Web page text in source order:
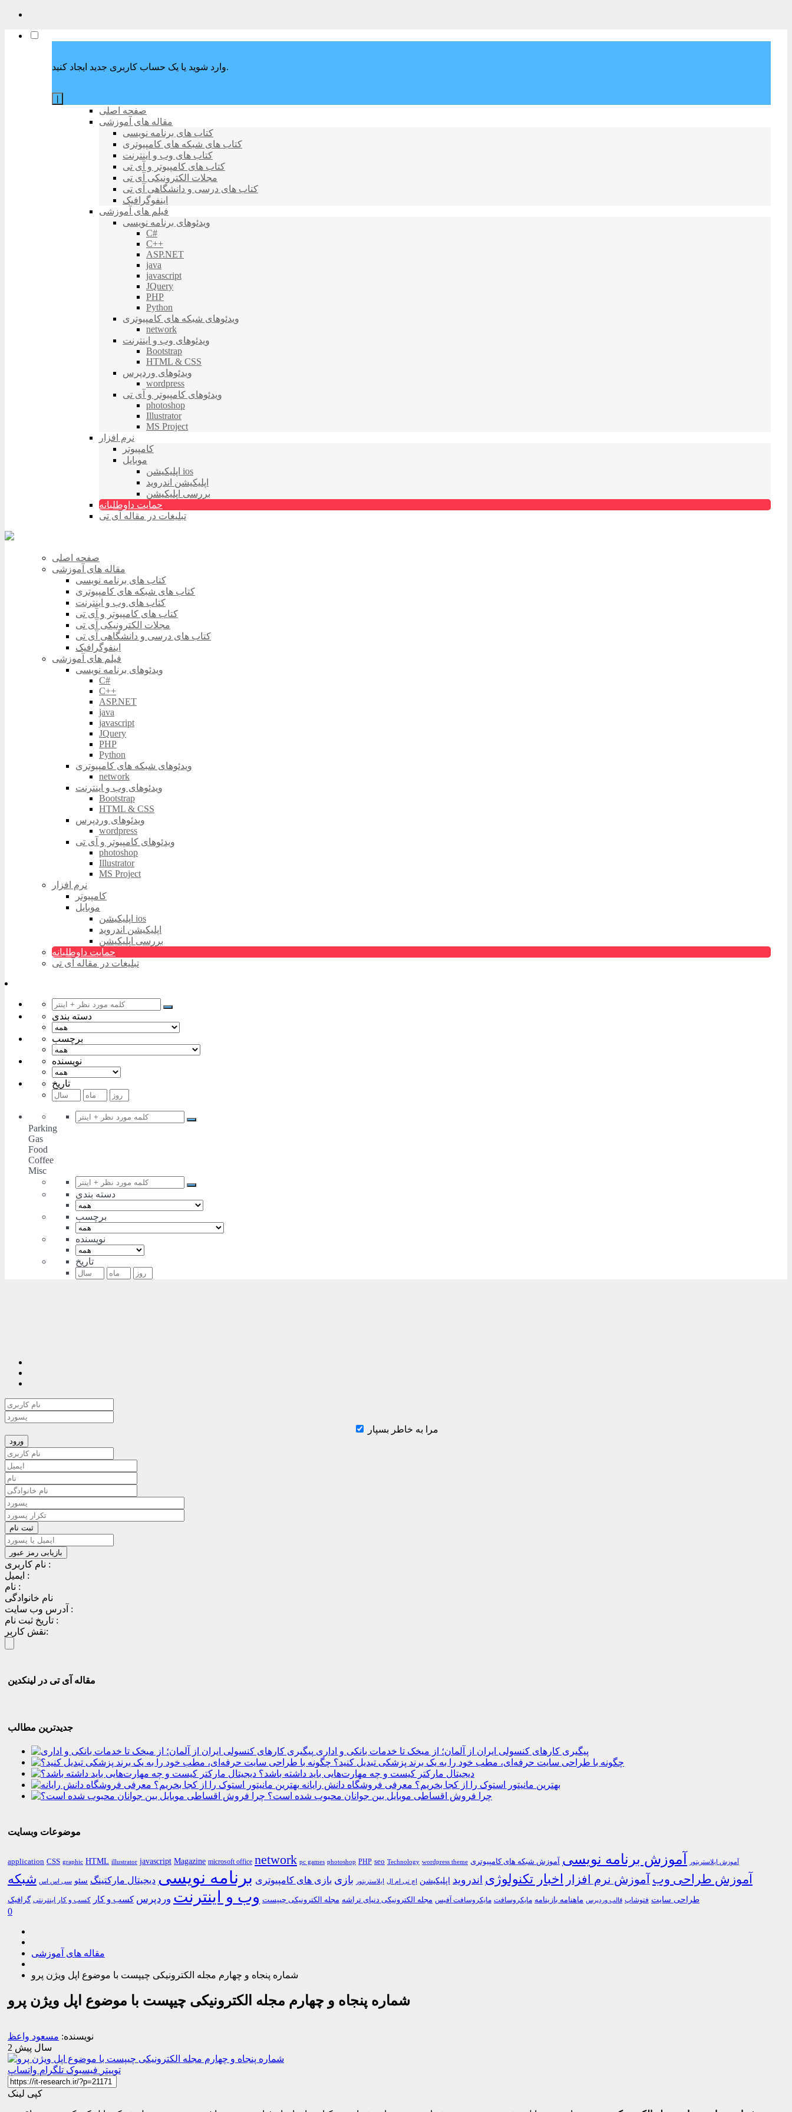
وارد شوید یا یک حساب کاربری جدید ایجاد کنید.
صفحه اصلی
مقاله های آموزشی
کتاب های برنامه نویسی
کتاب های شبکه های کامپیوتری
کتاب های وب و اینترنت
کتاب های کامپیوتر و آی تی
مجلات الکترونیکی آی تی
کتاب های درسی و دانشگاهی آی تی
اینفوگرافیک
فیلم های آموزشی
ویدئوهای برنامه نویسی
C#
C++
ASP.NET
java
javascript
JQuery
PHP
Python
ویدئوهای شبکه های کامپیوتری
network
ویدئوهای وب و اینترنت
Bootstrap
HTML & CSS
ویدئوهای وردپرس
wordpress
ویدئوهای کامپیوتر و آی تی
photoshop
Illustrator
MS Project
نرم افزار
کامپیوتر
موبایل
اپلیکیشن ios
اپلیکیشن اندروید
بررسی اپلیکیشن
حمایت داوطلبانه
تبلیغات در مقاله آی تی
صفحه اصلی
مقاله های آموزشی
کتاب های برنامه نویسی
کتاب های شبکه های کامپیوتری
کتاب های وب و اینترنت
کتاب های کامپیوتر و آی تی
مجلات الکترونیکی آی تی
کتاب های درسی و دانشگاهی آی تی
اینفوگرافیک
فیلم های آموزشی
ویدئوهای برنامه نویسی
C#
C++
ASP.NET
java
javascript
JQuery
PHP
Python
ویدئوهای شبکه های کامپیوتری
network
ویدئوهای وب و اینترنت
Bootstrap
HTML & CSS
ویدئوهای وردپرس
wordpress
ویدئوهای کامپیوتر و آی تی
photoshop
Illustrator
MS Project
نرم افزار
کامپیوتر
موبایل
اپلیکیشن ios
اپلیکیشن اندروید
بررسی اپلیکیشن
حمایت داوطلبانه
تبلیغات در مقاله آی تی
دسته بندی
برچسب
نویسنده
تاریخ
Parking
Gas
Food
Coffee
Misc
دسته بندی
برچسب
نویسنده
تاریخ
مرا به خاطر بسپار
نام کاربری :
ایمیل :
نام :
نام خانوادگی
آدرس وب سایت :
تاریخ ثبت نام :
نقش کاربر:
مقاله آی تی در لینکدین
جدیدترین مطالب
پیگیری کارهای کنسولی ایران از آلمان؛ از میخک تا خدمات بانکی و اداری
چگونه با طراحی سایت حرفه‌ای، مطب خود را به یک برند پزشکی تبدیل کنید؟
دیجیتال مارکتر کیست و چه مهارت‌هایی باید داشته باشد؟
بهترین مانیتور استوک را از کجا بخریم؟ معرفی فروشگاه دانش رایانه
چرا فروش اقساطی موبایل بین جوانان محبوب شده است؟
موضوعات وبسایت
application CSS graphic HTML illustrator javascript Magazine microsoft office network pc games photoshop PHP seo Technology wordpress theme آموزش ایلاستریتور آموزش برنامه نویسی آموزش شبکه های کامپیوتری
آموزش طراحی وب آموزش نرم افزار اخبار تکنولوژی اندروید اپلیکیشن اچ تی ام ال ایلاستریتور بازی بازی های کامپیوتری برنامه نویسی دیجیتال مارکتینگ سئو سی اس اس شبکه
طراحی سایت فتوشاپ قالب وردپرس ماهنامه بازینامه مایکروسافت مایکروسافت آفیس مجله الکترونیکی دنیای تراشه مجله الکترونیکی چیپست وب و اینترنت وردپرس کسب و کار کسب و کار اینترنتی گرافیک
0
مقاله های آموزشی
شماره پنجاه و چهارم مجله الکترونیکی چیپست با موضوع اپل ویژن پرو
شماره پنجاه و چهارم مجله الکترونیکی چیپست با موضوع اپل ویژن پرو
نویسنده: مسعود واعظ
2 سال پیش
توییتر فیسبوک تلگرام واتساپ
کپی لینک